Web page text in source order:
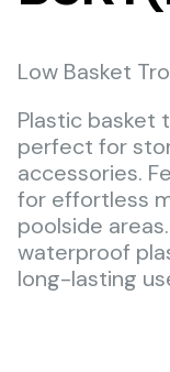
Low Basket
Plastic basket
perfect for
accessories.
for effortless
poolside
waterproof
long-lasting